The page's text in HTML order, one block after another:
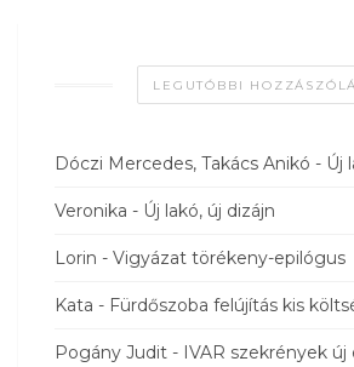
LEGUTÓBBI
Dóczi Mercedes, Takács Anikó - Új
Veronika - Új lakó, új dizájn
Lorin - Vigyázat törékeny-epilógus
Kata - Fürdőszoba felújítás kis
Pogány Judit - IVAR szekrények új